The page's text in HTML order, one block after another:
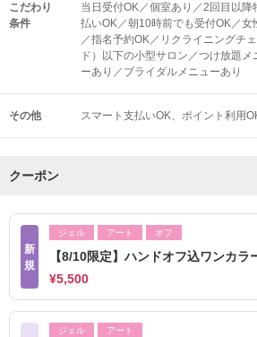
こだわり
条件
当日受付OK／個室あり／2回目以
払いOK／朝10時前でも受付OK／女
／指名予約OK／リクライニングチ
ド）以下の小型サロン／つけ放題
ーあり／ブライダルメニューあり
その他 スマート支払いOK ポイント利用
クーポン
新
規
ジェル アート オフ
【8/10限定】ハンドオフ込ワンカラ
¥5,500
ジェル アート